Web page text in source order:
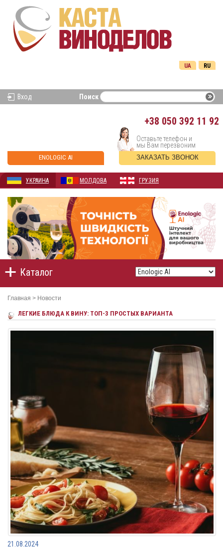
RU
UA
Вход Поиск
+38 050 392 11 92
ENOLOGIC AI
Оставьте телефон и
мы Вам перезвоним
ЗАКАЗАТЬ ЗВОНОК
УКРАИНА МОЛДОВА ГРУЗИЯ
Каталог
Главная > Новости
ЛЕГКИЕ БЛЮДА К ВИНУ: ТОП-3 ПРОСТЫХ ВАРИАНТА
21.08.2024